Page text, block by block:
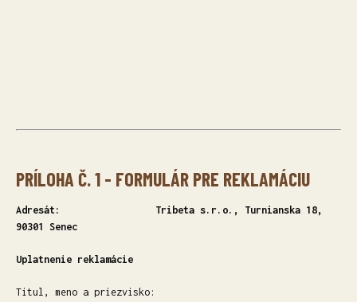
PRÍLOHA Č. 1 - FORMULÁR PRE REKLAMÁCIU
Adresát:
Tribeta s.r.o., Turnianska 18,
90301 Senec
Uplatnenie reklamácie
Titul, meno a priezvisko: